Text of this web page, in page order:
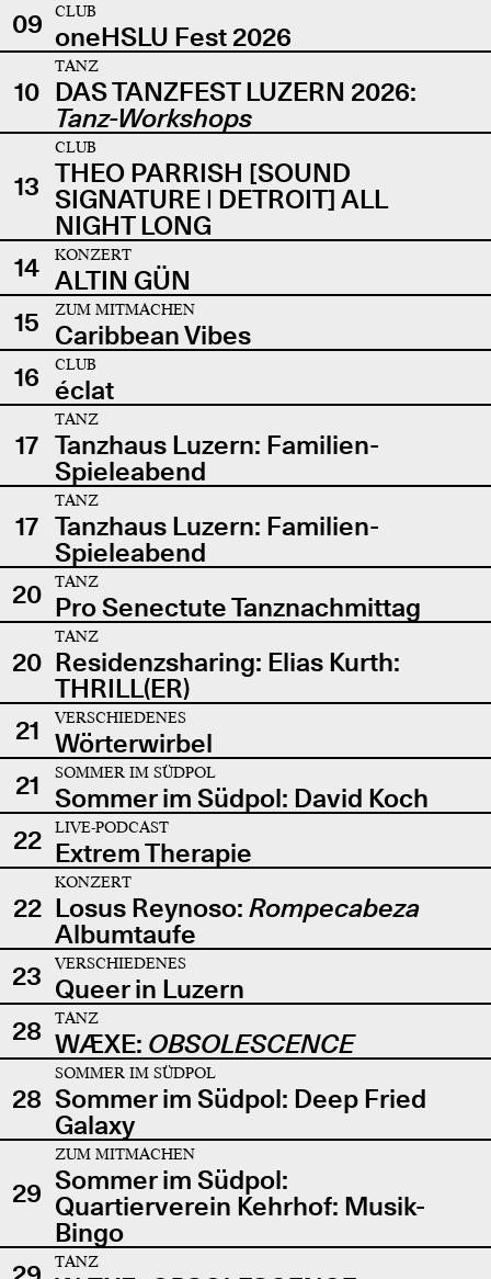
09
CLUB
oneHSLU Fest 2026
10
TANZ
DAS TANZFEST LUZERN 2026:
Tanz-Workshops
13
CLUB
THEO PARRISH [SOUND
SIGNATURE | DETROIT] ALL
NIGHT LONG
14
KONZERT
ALTIN GÜN
15
ZUM MITMACHEN
Caribbean Vibes
16
CLUB
éclat
17
TANZ
Tanzhaus Luzern: Familien-
Spieleabend
17
TANZ
Tanzhaus Luzern: Familien-
Spieleabend
20
TANZ
Pro Senectute Tanznachmittag
20
TANZ
Residenzsharing: Elias Kurth:
THRILL(ER)
21
VERSCHIEDENES
Wörterwirbel
21
SOMMER IM SÜDPOL
Sommer im Südpol: David Koch
22
LIVE-PODCAST
Extrem Therapie
22
KONZERT
Losus Reynoso: Rompecabeza
Albumtaufe
23
VERSCHIEDENES
Queer in Luzern
28
TANZ
WÆXE: OBSOLESCENCE
28
SOMMER IM SÜDPOL
Sommer im Südpol: Deep Fried
Galaxy
29
ZUM MITMACHEN
Sommer im Südpol:
Quartierverein Kehrhof: Musik-
Bingo
TANZ